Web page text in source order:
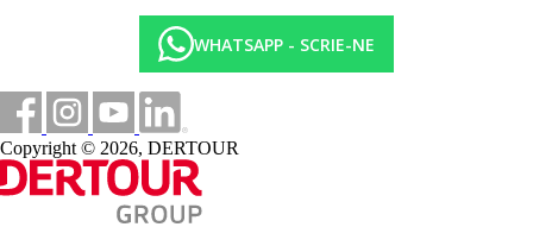
WHATSAPP - SCRIE-NE
Copyright © 2026, DERTOUR